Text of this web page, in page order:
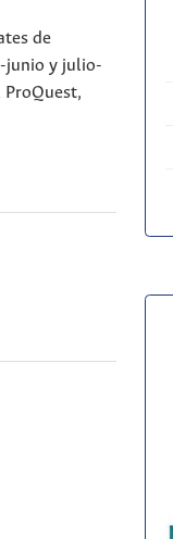
de
junio y julio-
ProQuest,